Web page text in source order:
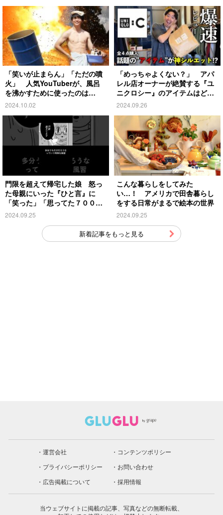
「笑いが止まらん」「ただの噴
火」 人気YouTuberが、風呂
を沸かすために使ったのは…
2024.10.02
「めっちゃよくない？」 アパ
レル店オーナーが絶賛する『ユ
ニクロシー』のアイテムはど
れ？
2024.09.26
門限を超えて帰宅した娘 怒っ
た母親にいった『ひと言』に
「笑った」「思ってた７００倍
特殊」
2024.09.25
こんな暮らしをしてみた
い…！ アメリカで田舎暮らし
をする日常がまるで絵本の世界
2024.09.25
新着記事をもっと見る
運営会社
コンテンツポリシー
プライバシーポリシー
お問い合わせ
広告掲載について
採用情報
当ウェブサイトに掲載の記事、写真などの無断転載、